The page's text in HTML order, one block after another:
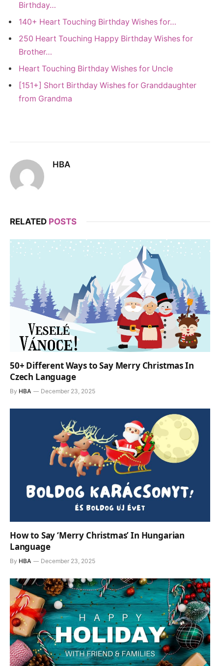
Birthday…
140+ Heart Touching Birthday Wishes for…
250 Heart Touching Happy Birthday Wishes for
Brother…
Heart Touching Birthday Wishes for Uncle
[151+] Short Birthday Wishes for Granddaughter
from Grandma
HBA
RELATED POSTS
50+ Different Ways to Say Merry Christmas In
Czech Language
By HBA December 23, 2025
How to Say ‘Merry Christmas’ In Hungarian
Language
By HBA December 23, 2025